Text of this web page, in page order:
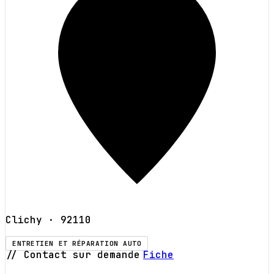
Clichy · 92110
ENTRETIEN ET RÉPARATION AUTO
// Contact sur demande Fiche